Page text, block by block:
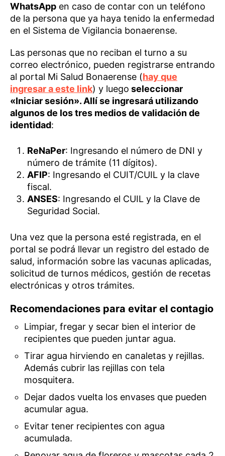
WhatsApp en caso de contar con un teléfono
de la persona que ya haya tenido la enfermedad
en el Sistema de Vigilancia bonaerense.
Las personas que no reciban el turno a su
correo electrónico, pueden registrarse entrando
al portal Mi Salud Bonaerense (hay que
ingresar a este link) y luego seleccionar
«Iniciar sesión». Allí se ingresará utilizando
algunos de los tres medios de validación de
identidad:
ReNaPer: Ingresando el número de DNI y
número de trámite (11 dígitos).
AFIP: Ingresando el CUIT/CUIL y la clave
fiscal.
ANSES: Ingresando el CUIL y la Clave de
Seguridad Social.
Una vez que la persona esté registrada, en el
portal se podrá llevar un registro del estado de
salud, información sobre las vacunas aplicadas,
solicitud de turnos médicos, gestión de recetas
electrónicas y otros trámites.
Recomendaciones para evitar el contagio
Limpiar, fregar y secar bien el interior de
recipientes que pueden juntar agua.
Tirar agua hirviendo en canaletas y rejillas.
Además cubrir las rejillas con tela
mosquitera.
Dejar dados vuelta los envases que pueden
acumular agua.
Evitar tener recipientes con agua
acumulada.